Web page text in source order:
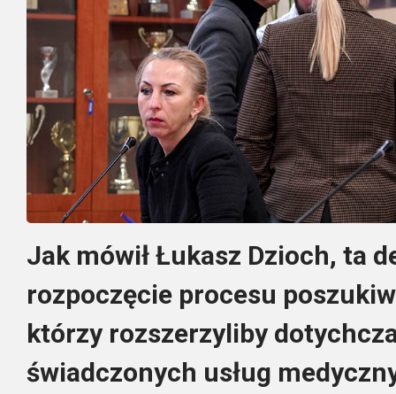
Jak mówił Łukasz Dzioch, ta
rozpoczęcie procesu
którzy rozszerzyliby
świadczonych usług